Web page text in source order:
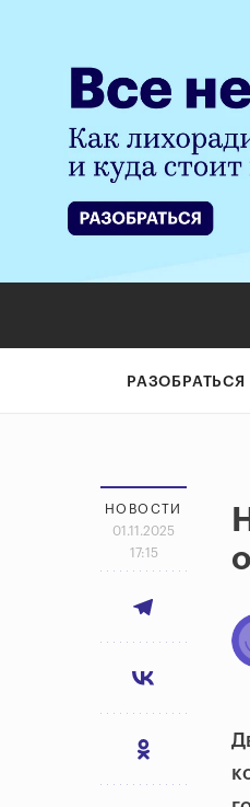
РАЗОБРАТЬСЯ
НОВОСТИ
01.11.2025
17:15